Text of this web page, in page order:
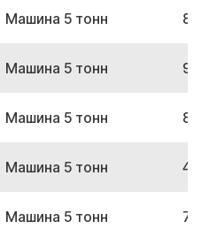
Машина 5 тонн
Машина 5 тонн
Машина 5 тонн
Машина 5 тонн
Машина 5 тонн